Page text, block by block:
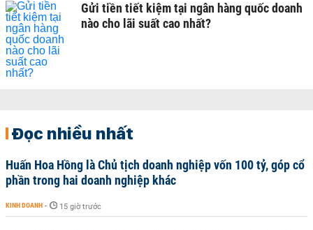
Gửi tiền tiết kiệm tại ngân hàng quốc doanh
nào cho lãi suất cao nhất?
Đọc nhiều nhất
Huấn Hoa Hồng là Chủ tịch doanh nghiệp vốn 100 tỷ, góp cổ
phần trong hai doanh nghiệp khác
KINH DOANH - 15 giờ trước